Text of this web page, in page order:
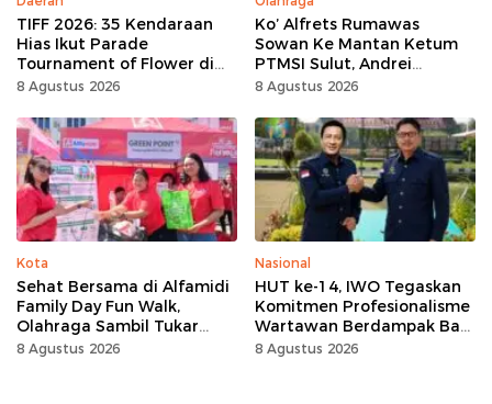
TIFF 2026: 35 Kendaraan
Hias Ikut Parade
Tournament of Flower di
Tomohon
8 Agustus 2026
Ko’ Alfrets Rumawas
Sowan Ke Mantan Ketum
PTMSI Sulut, Andrei
Angouw
8 Agustus 2026
Kota
Sehat Bersama di Alfamidi
Family Day Fun Walk,
Olahraga Sambil Tukar
Sampah Demi Jaga Bumi
8 Agustus 2026
Nasional
HUT ke-14, IWO Tegaskan
Komitmen Profesionalisme
Wartawan Berdampak Bagi
Kebaikan Bangsa
8 Agustus 2026